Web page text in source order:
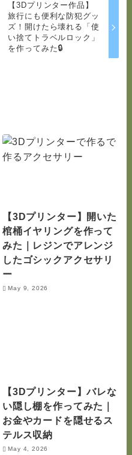
【3Dプリンター作品】
旅行にも便利な防犯グッ
ズ！開けたら壊れる「使
い捨てトラベルロック」
を作ってみた🔒
【3Dプリンター】開いた
棺桶イヤリングを作って
みた｜レジンでアレンジ
したゴシックアクセサリ
ー
May 9, 2026
【3Dプリンター】バレな
い隠し棚を作ってみた｜
お金やカードを隠せるス
テルス収納
May 4, 2026